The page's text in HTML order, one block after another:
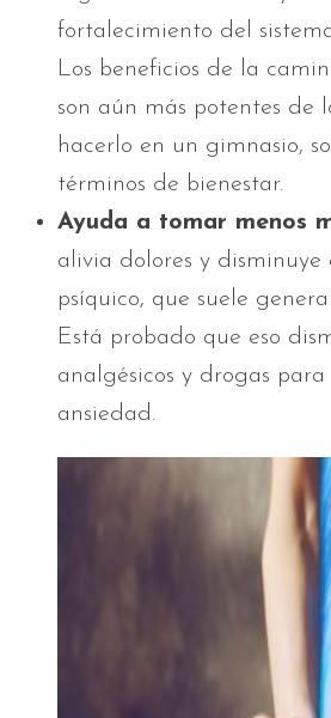
fortalecimiento del
Los beneficios de la
son aún más potentes de
hacerlo en un gimnasio,
términos de bienestar.
Ayuda a tomar menos
alivia dolores y disminuye
psíquico, que suele
Está probado que eso
analgésicos y drogas
ansiedad.